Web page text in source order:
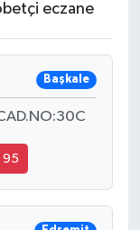
eczane
Başkale
95